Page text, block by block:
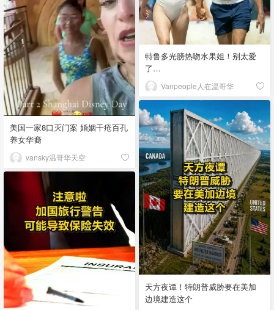
特鲁多光膀热吻水果姐！别太爱
了…
Vanpeople人在温哥华
美国一家8口灭门案 婚姻千疮百孔
养女华裔
vansky温哥华天空
天方夜谭！特朗普威胁要在美加
边境建造这个